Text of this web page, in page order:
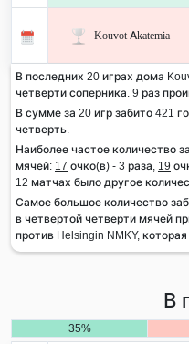
Kouvot Akatemia
В последних 20 играх дома
четверти соперника. 9 раз
В сумме за 20 игр забито 421
четверть.
Наиболее частое количество
мячей: 17 очко(в) - 3 раза, 19
12 матчах было другое
Самое большое количество
в четвертой четверти мячей
против Helsingin NMKY,
В
35%